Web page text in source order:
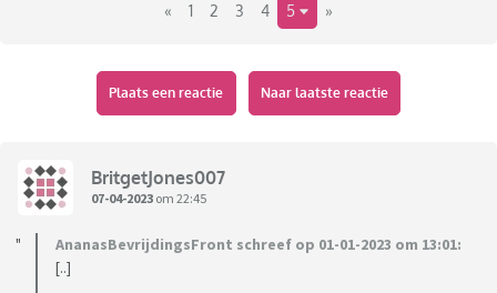
meningsverschil kan het nooit zijn. Er zit iets onder. En ik
Het is heel duidelijk dat hij geen contact wil, hoewel ik van
gezamenlijke kennissen hoor dat hij verbaasd is dat ik bijv bij
hem vragen? Doe ik dat, dan word ik genegeerd. Het
onderwerp "broertje" is bij anderen nu dus ook van tafel.
meer naar.
« 1 2 3 4 5 »
Plaats een reactie Naar laatste reactie
BritgetJones007
07-04-2023 om 22:45
AnanasBevrijdingsFront schreef op 01-01-2023 om 13:01:
[..]